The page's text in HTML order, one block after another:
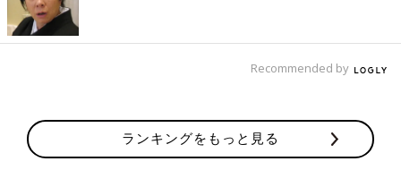
Recommended by
ランキングをもっと見る